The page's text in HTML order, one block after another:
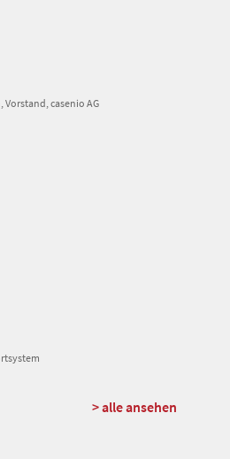
Vorstand, casenio AG
> alle ansehen